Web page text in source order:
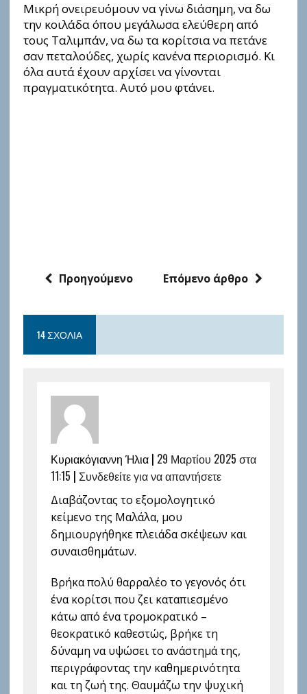
Μικρή ονειρευόμουν να γίνω διάσημη, να δω
την κοιλάδα όπου μεγάλωσα ελεύθερη από
τους Ταλιμπάν, να δω τα κορίτσια να πετάνε
σαν πεταλούδες, χωρίς κανένα περιορισμό. Κι
όλα αυτά έχουν αρχίσει να γίνονται
πραγματικότητα. Αυτό μου φτάνει.
Προηγούμενο Επόμενο άρθρο
14 ΣΧΌΛΙΑ
Κυριακόγιαννη Ήλια | 29 Μαρτίου 2025 στα
11:15 | Συνδεθείτε για να απαντήσετε
Διαβάζοντας το εξομολογητικό
κείμενο της Μαλάλα, μου
δημιουργήθηκε πλειάδα σκέψεων και
συναισθημάτων.
Βρήκα πολύ θαρραλέο το γεγονός ότι
ένα κορίτσι που ζει καταπιεσμένο
κάτω από ένα τρομοκρατικό –
θεοκρατικό καθεστώς, βρήκε τη
δύναμη να υψώσει το ανάστημά της,
περιγράφοντας την καθημερινότητα
και τη ζωή της. Θαυμάζω την ψυχική